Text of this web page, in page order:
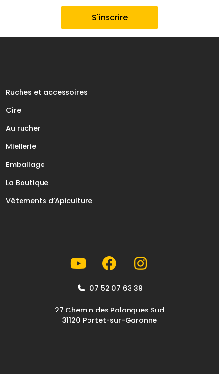
Ruches et accessoires
Cire
Au rucher
Miellerie
Emballage
La Boutique
Vêtements d’Apiculture
07 52 07 63 39
27 Chemin des Palanques Sud
31120 Portet-sur-Garonne